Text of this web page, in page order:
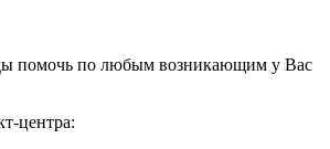
помочь по любым возникающим у Вас
центра: